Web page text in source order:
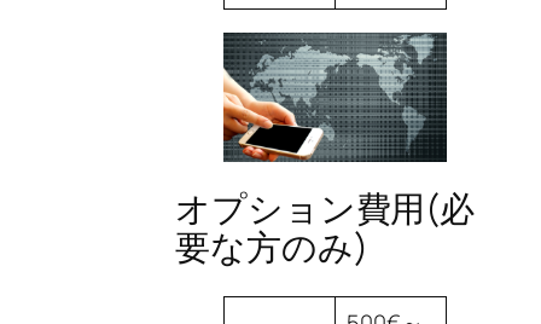
オプション費用(必
要な方のみ)